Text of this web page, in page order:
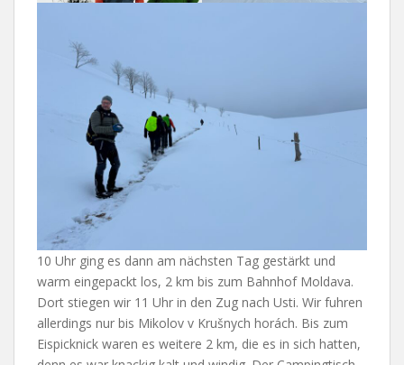
10 Uhr ging es dann am nächsten Tag gestärkt und
warm eingepackt los, 2 km bis zum Bahnhof Moldava.
Dort stiegen wir 11 Uhr in den Zug nach Usti. Wir fuhren
allerdings nur bis Mikolov v Krušnych horách. Bis zum
Eispicknick waren es weitere 2 km, die es in sich hatten,